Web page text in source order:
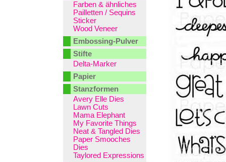
Farben & ähnliches
Pailletten / Sequins
Sticker
Wood Veneer
Embossing-Pulver
Stifte
Delta-Marker
Papier
Stanzformen
Avery Elle Dies
Lawn Cuts
Mama Elephant
My Favorite Things
Neat & Tangled Dies
Paper Smooches
Dies
Taylored Expressions